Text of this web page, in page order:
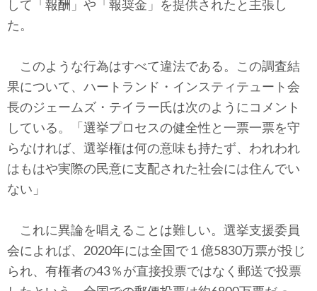
して「報酬」や「報奨金」を提供されたと主張し
た。
このような行為はすべて違法である。この調査結
果について、ハートランド・インスティテュート会
長のジェームズ・テイラー氏は次のようにコメント
している。「選挙プロセスの健全性と一票一票を守
らなければ、選挙権は何の意味も持たず、われわれ
はもはや実際の民意に支配された社会には住んでい
ない」
これに異論を唱えることは難しい。選挙支援委員
会によれば、2020年には全国で１億5830万票が投じ
られ、有権者の43％が直接投票ではなく郵送で投票